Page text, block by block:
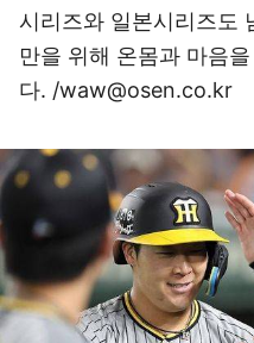
시리즈와 일본시리즈도
만을 위해 온몸과 마음
다. /waw@osen.co.kr